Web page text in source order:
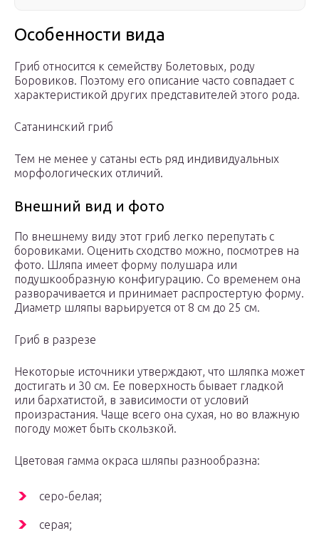
Особенности вида
Гриб относится к семейству Болетовых, роду
Боровиков. Поэтому его описание часто совпадает с
характеристикой других представителей этого рода.
Сатанинский гриб
Тем не менее у сатаны есть ряд индивидуальных
морфологических отличий.
Внешний вид и фото
По внешнему виду этот гриб легко перепутать с
боровиками. Оценить сходство можно, посмотрев на
фото. Шляпа имеет форму полушара или
подушкообразную конфигурацию. Со временем она
разворачивается и принимает распростертую форму.
Диаметр шляпы варьируется от 8 см до 25 см.
Гриб в разрезе
Некоторые источники утверждают, что шляпка может
достигать и 30 см. Ее поверхность бывает гладкой
или бархатистой, в зависимости от условий
произрастания. Чаще всего она сухая, но во влажную
погоду может быть скользкой.
Цветовая гамма окраса шляпы разнообразна:
серо-белая;
серая;